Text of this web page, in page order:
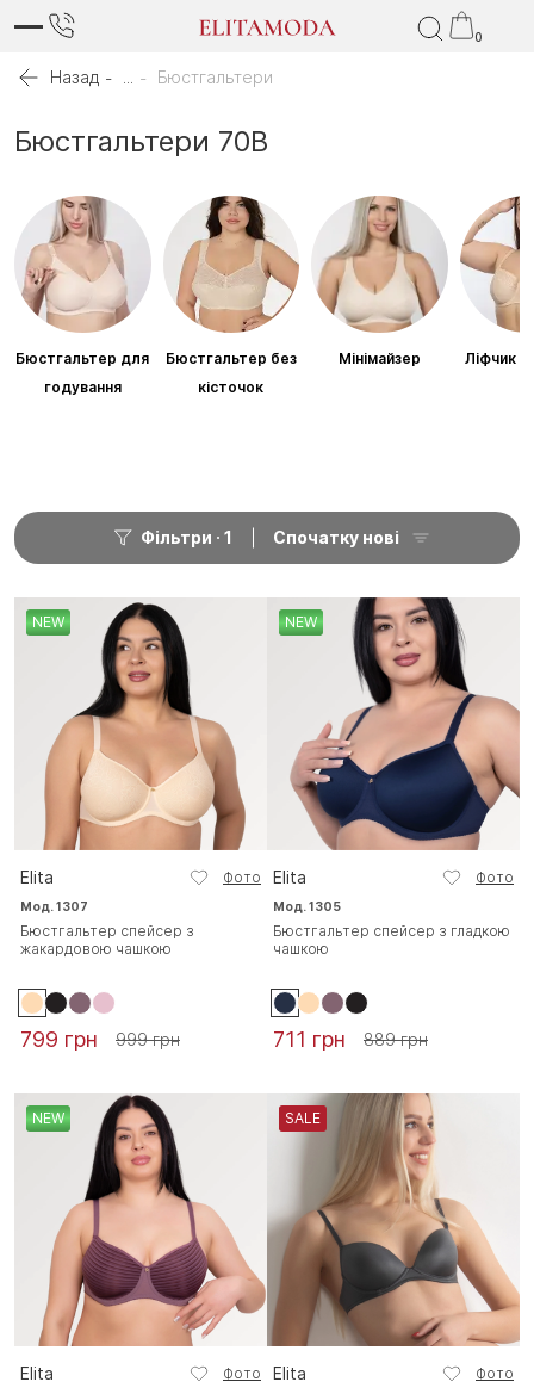
0
Назад Бюстгальтери
Бюстгальтери 70B
Бюстгальтер для
годування
Бюстгальтер без
кісточок
Мінімайзер Ліфчик
Фільтри 1 Спочатку нові
NEW
Elita Фото
Мод. 1307
Бюстгальтер спейсер з
жакардовою чашкою
799 грн 999 грн
NEW
Elita Фото
Мод. 1305
Бюстгальтер спейсер з гладкою
чашкою
711 грн 889 грн
NEW
Elita Фото
SALE
Elita Фото